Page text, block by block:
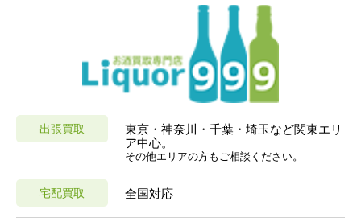
出張買取
東京・神奈川・千葉・埼玉など関東エリ
ア中心。
その他エリアの方もご相談ください。
宅配買取 全国対応